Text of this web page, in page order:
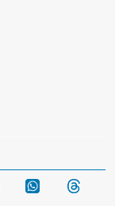
Telegram WhatsApp